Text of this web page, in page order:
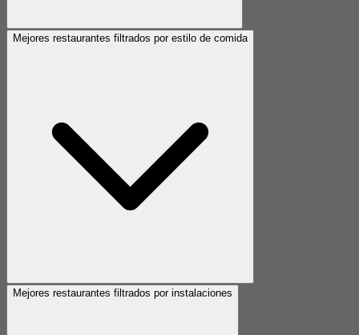
Mejores restaurantes filtrados por estilo de comida
Mejores restaurantes filtrados por instalaciones